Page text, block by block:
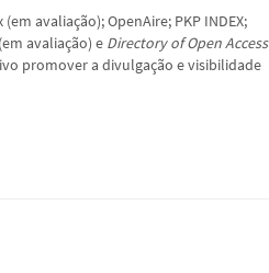
(em avaliação); OpenAire; PKP INDEX;
avaliação) e Directory of Open Access
promover a divulgação e visibilidade